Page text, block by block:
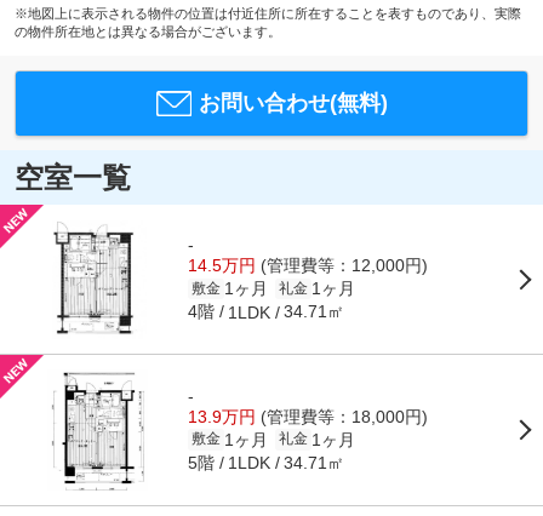
※地図上に表示される物件の位置は付近住所に所在することを表すものであり、実際
の物件所在地とは異なる場合がございます。
お問い合わせ(無料)
空室一覧
-
14.5万円 (管理費等：12,000円)
敷金 1ヶ月 礼金 1ヶ月
4階 1LDK 34.71㎡
-
13.9万円 (管理費等：18,000円)
敷金 1ヶ月 礼金 1ヶ月
5階 1LDK 34.71㎡